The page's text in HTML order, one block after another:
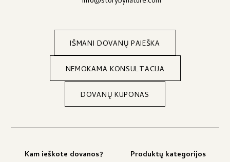
IŠMANI DOVANŲ PAIEŠKA
NEMOKAMA KONSULTACIJA
DOVANŲ KUPONAS
Kam ieškote dovanos?
Produktų kategorijos